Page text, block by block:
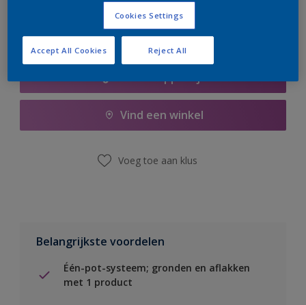
Vind een winkel
Voeg toe aan klus
Belangrijkste voordelen
Één-pot-systeem; gronden en aflakken
met 1 product
Cookies Settings
Reject All
Accept All Cookies